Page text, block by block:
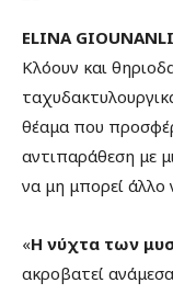
ELINA GIOUNANLI
Κλόουν και
θέαμα που
αντιπαράθεση με
να μη μπορεί άλλο
«Η νύχτα των
ακροβατεί